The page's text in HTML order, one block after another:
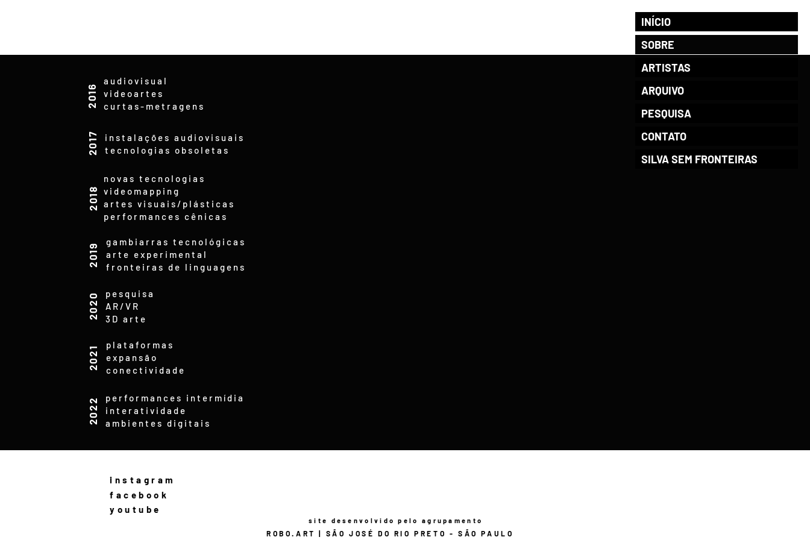
INÍCIO
SOBRE
ARTISTAS
ARQUIVO
PESQUISA
CONTATO
SILVA SEM FRONTEIRAS
audiovisual
videoartes
curtas-metragens
2016
instalações audiovisuais
tecnologias obsoletas
2017
novas tecnologias
videomapping
artes visuais/plásticas
performances cênicas
2018
gambiarras tecnológicas
arte experimental
fronteiras de linguagens
2019
pesquisa
AR/VR
3D arte
2020
plataformas
expansão
conectividade
2021
performances intermídia
interatividade
ambientes digitais
2022
instagram
facebook
youtube
site desenvolvido pelo agrupamento
ROBO.ART | SÃO JOSÉ DO RIO PRETO - SÃO PAULO